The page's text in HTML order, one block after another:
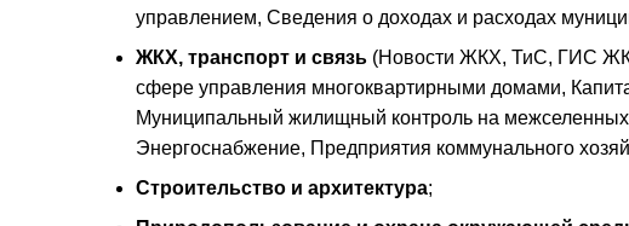
управлением, Сведения о доходах и расходах
ЖКХ, транспорт и связь (Новости ЖКХ, ТиС, ГИС
сфере управления многоквартирными домами,
Муниципальный жилищный контроль на
Энергоснабжение, Предприятия коммунального
Строительство и архитектура;